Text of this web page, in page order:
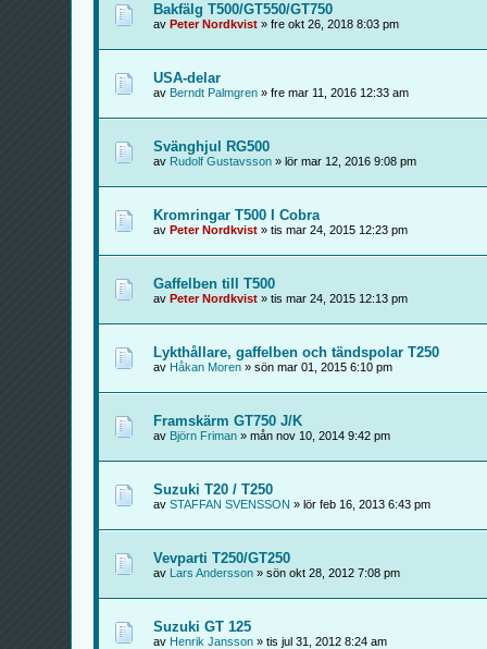
Bakfälg T500/GT550/GT750
av Peter Nordkvist » fre okt 26, 2018 8:03 pm
USA-delar
av Berndt Palmgren » fre mar 11, 2016 12:33 am
Svänghjul RG500
av Rudolf Gustavsson » lör mar 12, 2016 9:08 pm
Kromringar T500 I Cobra
av Peter Nordkvist » tis mar 24, 2015 12:23 pm
Gaffelben till T500
av Peter Nordkvist » tis mar 24, 2015 12:13 pm
Lykthållare, gaffelben och tändspolar T250
av Håkan Moren » sön mar 01, 2015 6:10 pm
Framskärm GT750 J/K
av Björn Friman » mån nov 10, 2014 9:42 pm
Suzuki T20 / T250
av STAFFAN SVENSSON » lör feb 16, 2013 6:43 pm
Vevparti T250/GT250
av Lars Andersson » sön okt 28, 2012 7:08 pm
Suzuki GT 125
av Henrik Jansson » tis jul 31, 2012 8:24 am